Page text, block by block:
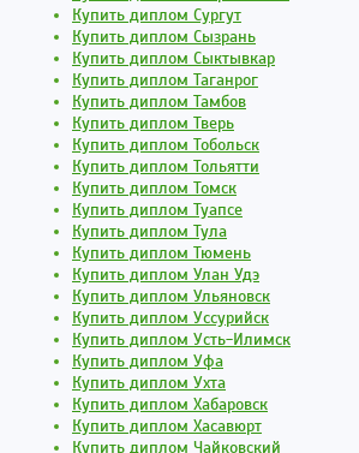
Купить диплом Сургут
Купить диплом Сызрань
Купить диплом Сыктывкар
Купить диплом Таганрог
Купить диплом Тамбов
Купить диплом Тверь
Купить диплом Тобольск
Купить диплом Тольятти
Купить диплом Томск
Купить диплом Туапсе
Купить диплом Тула
Купить диплом Тюмень
Купить диплом Улан Удэ
Купить диплом Ульяновск
Купить диплом Уссурийск
Купить диплом Усть-Илимск
Купить диплом Уфа
Купить диплом Ухта
Купить диплом Хабаровск
Купить диплом Хасавюрт
Купить диплом Чайковский